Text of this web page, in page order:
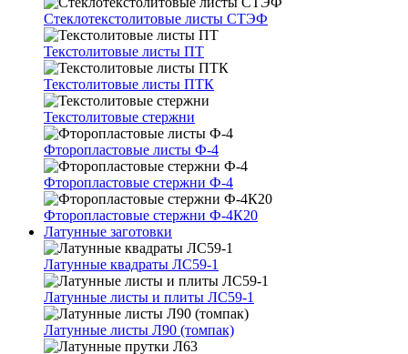
Стеклотекстолитовые листы СТЭФ
Текстолитовые листы ПТ
Текстолитовые листы ПТК
Текстолитовые стержни
Фторопластовые листы Ф-4
Фторопластовые стержни Ф-4
Фторопластовые стержни Ф-4К20
Латунные заготовки
Латунные квадраты ЛС59-1
Латунные листы и плиты ЛС59-1
Латунные листы Л90 (томпак)